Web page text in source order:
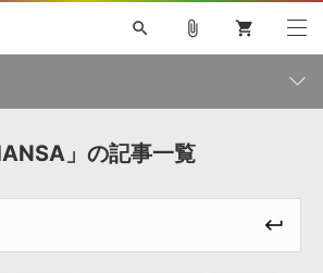
クト »
search
鏡音リン・レン V4X
巡音ルカ V4X
VIENNA
ライセンスフリーBGM
attach_file shopping_cart
」の記事一覧